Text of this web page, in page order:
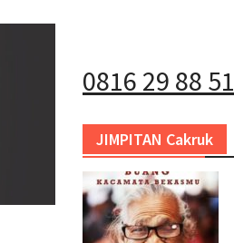
0816 29 88 51
JIMPITAN Cakruk